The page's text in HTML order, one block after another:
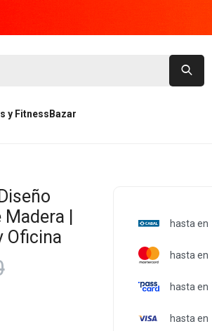
y Fitness Bazar
|
Oficina
hasta en
hasta en
hasta en
hasta en